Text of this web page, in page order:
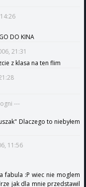
DO KINA
21:31
z klasa na ten flim
---
Dlaczego to niebyłem
11:56
fabula :P wiec nie moglem
jak dla mnie przedstawil